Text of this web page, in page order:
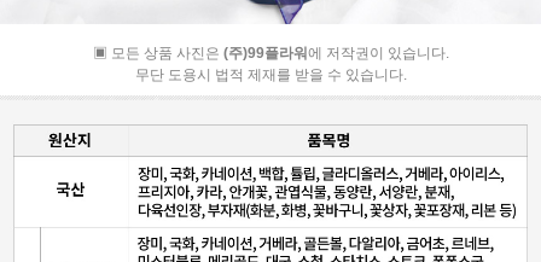
▣ 모든 상품 사진은 (주)99플라워에 저작권이 있습니다.
무단 도용시 법적 제재를 받을 수 있습니다.